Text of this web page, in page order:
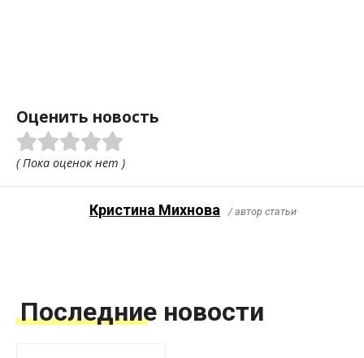
Оценить новость
( Пока оценок нет )
Кристина Михнова / автор статьи
Последние новости